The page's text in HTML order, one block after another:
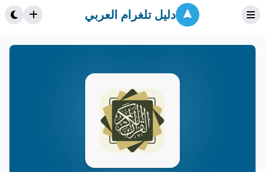
دليل تلغرام العربي